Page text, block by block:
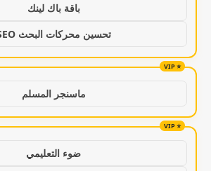
باقة باك لينك
تحسين محركات البحث SEO
ماسنجر المسلم
ضوء التعليمي